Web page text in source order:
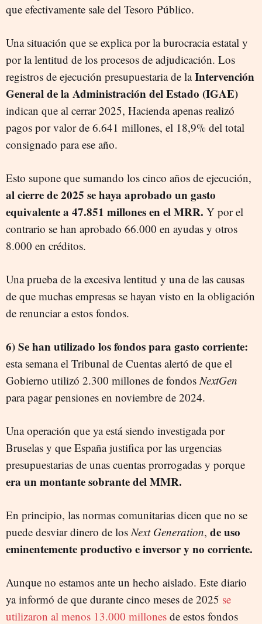
que efectivamente sale del Tesoro Público.
Una situación que se explica por la burocracia estatal y
por la lentitud de los procesos de adjudicación. Los
registros de ejecución presupuestaria de laIntervención
General de la Administración del Estado (IGAE)
indican que al cerrar 2025, Hacienda apenas realizó
pagos por valor de 6.641 millones, el 18,9% del total
consignado para ese año.
Esto supone que sumando los cinco años de ejecución,
al cierre de 2025 se haya aprobado un gasto
equivalente a 47.851 millones en el MRR. Y por el
contrario se han aprobado 66.000 en ayudas y otros
8.000 en créditos.
Una prueba de la excesiva lentitud y una de las causas
de que muchas empresas se hayan visto en la obligación
de renunciar a estos fondos.
6) Se han utilizado los fondos para gasto corriente:
esta semana el Tribunal de Cuentas alertó de que el
Gobierno utilizó 2.300 millones de fondos NextGen
para pagar pensiones en noviembre de 2024.
Una operación que ya está siendo investigada por
Bruselas y que España justifica por las urgencias
presupuestarias de unas cuentas prorrogadas y porque
era un montante sobrante del MMR.
En principio, las normas comunitarias dicen que no se
puede desviar dinero de los Next Generation, de uso
eminentemente productivo e inversor y no corriente.
Aunque no estamos ante un hecho aislado. Este diario
ya informó de que durante cinco meses de 2025 se
utilizaron al menos 13.000 millones de estos fondos